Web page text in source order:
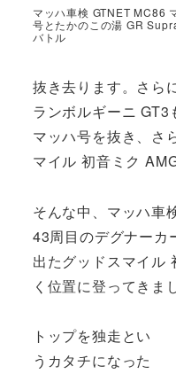
マッハ車検 GTNET MC86
号とたかのこの湯 GR
バトル
抜き去ります。さら
ランボルギーニ
マッハ号を抜き、さ
マイル 初音ミク
そんな中、マッハ車
43周目のデグナー
出たグッドスマイル
く位置に登ってきま
トップを独走とい
うカタチになった